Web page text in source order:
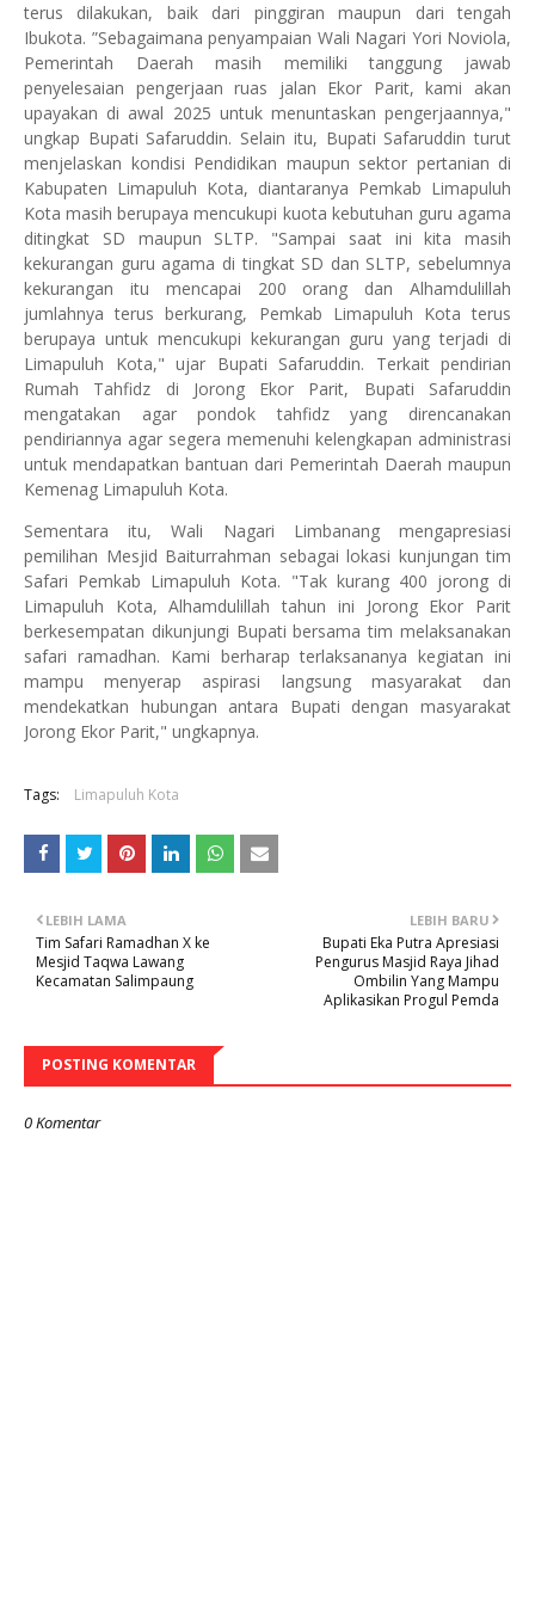
terus dilakukan, baik dari pinggiran maupun dari tengah
Ibukota. ”Sebagaimana penyampaian Wali Nagari Yori Noviola,
Pemerintah Daerah masih memiliki tanggung jawab
penyelesaian pengerjaan ruas jalan Ekor Parit, kami akan
upayakan di awal 2025 untuk menuntaskan pengerjaannya,"
ungkap Bupati Safaruddin. Selain itu, Bupati Safaruddin turut
menjelaskan kondisi Pendidikan maupun sektor pertanian di
Kabupaten Limapuluh Kota, diantaranya Pemkab Limapuluh
Kota masih berupaya mencukupi kuota kebutuhan guru agama
ditingkat SD maupun SLTP. "Sampai saat ini kita masih
kekurangan guru agama di tingkat SD dan SLTP, sebelumnya
kekurangan itu mencapai 200 orang dan Alhamdulillah
jumlahnya terus berkurang, Pemkab Limapuluh Kota terus
berupaya untuk mencukupi kekurangan guru yang terjadi di
Limapuluh Kota," ujar Bupati Safaruddin. Terkait pendirian
Rumah Tahfidz di Jorong Ekor Parit, Bupati Safaruddin
mengatakan agar pondok tahfidz yang direncanakan
pendiriannya agar segera memenuhi kelengkapan administrasi
untuk mendapatkan bantuan dari Pemerintah Daerah maupun
Kemenag Limapuluh Kota.
Sementara itu, Wali Nagari Limbanang mengapresiasi
pemilihan Mesjid Baiturrahman sebagai lokasi kunjungan tim
Safari Pemkab Limapuluh Kota. "Tak kurang 400 jorong di
Limapuluh Kota, Alhamdulillah tahun ini Jorong Ekor Parit
berkesempatan dikunjungi Bupati bersama tim melaksanakan
safari ramadhan. Kami berharap terlaksananya kegiatan ini
mampu menyerap aspirasi langsung masyarakat dan
mendekatkan hubungan antara Bupati dengan masyarakat
Jorong Ekor Parit," ungkapnya.
Tags: Limapuluh Kota
LEBIH BARU
Bupati Eka Putra Apresiasi
Pengurus Masjid Raya Jihad
Ombilin Yang Mampu
Aplikasikan Progul Pemda
LEBIH LAMA
Tim Safari Ramadhan X ke
Mesjid Taqwa Lawang
Kecamatan Salimpaung
POSTING KOMENTAR
0 Komentar